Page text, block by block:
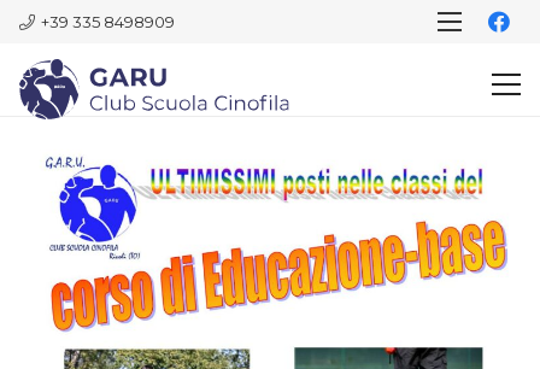
+39 335 8498909